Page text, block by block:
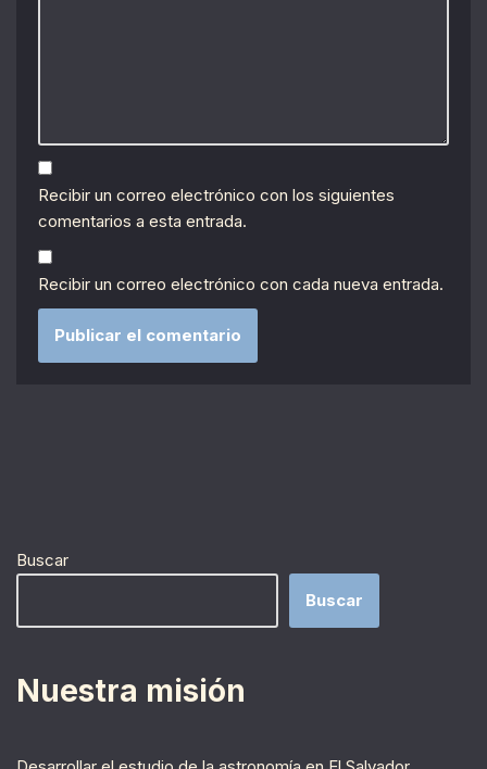
Recibir un correo electrónico con los siguientes
comentarios a esta entrada.
Recibir un correo electrónico con cada nueva entrada.
Buscar
Buscar
Nuestra misión